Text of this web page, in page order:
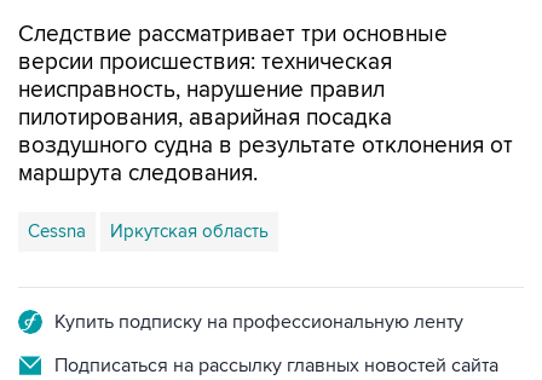
Следствие рассматривает три основные
версии происшествия: техническая
неисправность, нарушение правил
пилотирования, аварийная посадка
воздушного судна в результате отклонения от
маршрута следования.
Cessna Иркутская область
Купить подписку на профессиональную ленту
Подписаться на рассылку главных новостей сайта